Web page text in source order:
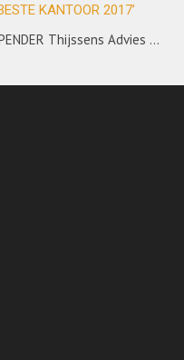
KANTOOR 2017’
15-03-2017 — PERSBERICHT INDEPENDER Thijssens Advies uit Sint Michielsgestel heeft de Independer hypotheekprijs ‘Beste kantoor 2017’ gewonnen in de regio Brabant-Noord. Dit kantoor heeft op basis van beoordelingen die op Independer zijn achtergelaten tussen 1 maart 2016 en 1 maart 2017, gemiddeld een 8,8 gescoord. Independer feliciteert winnaar Thijssens Advies...